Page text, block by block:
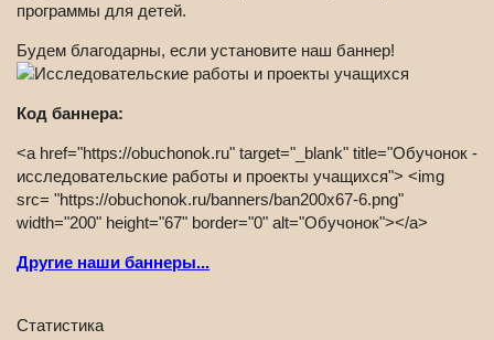
программы для детей.
Будем благодарны, если установите наш баннер!
Код баннера:
<a href="https://obuchonok.ru" target="_blank" title="Обучонок -
исследовательские работы и проекты учащихся"> <img
src= "https://obuchonok.ru/banners/ban200x67-6.png"
width="200" height="67" border="0" alt="Обучонок"></a>
Другие наши баннеры...
Статистика